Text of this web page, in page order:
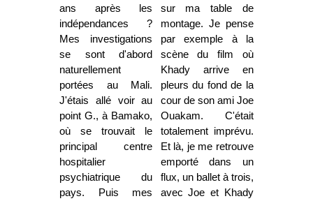
ans après les
indépendances ?
Mes investigations
se sont d'abord
naturellement
portées au Mali.
J'étais allé voir au
point G., à Bamako,
où se trouvait le
principal centre
hospitalier
psychiatrique du
pays. Puis mes
sur ma table de
montage. Je pense
par exemple à la
scène du film où
Khady arrive en
pleurs du fond de la
cour de son ami Joe
Ouakam. C'était
totalement imprévu.
Et là, je me retrouve
emporté dans un
flux, un ballet à trois,
avec Joe et Khady